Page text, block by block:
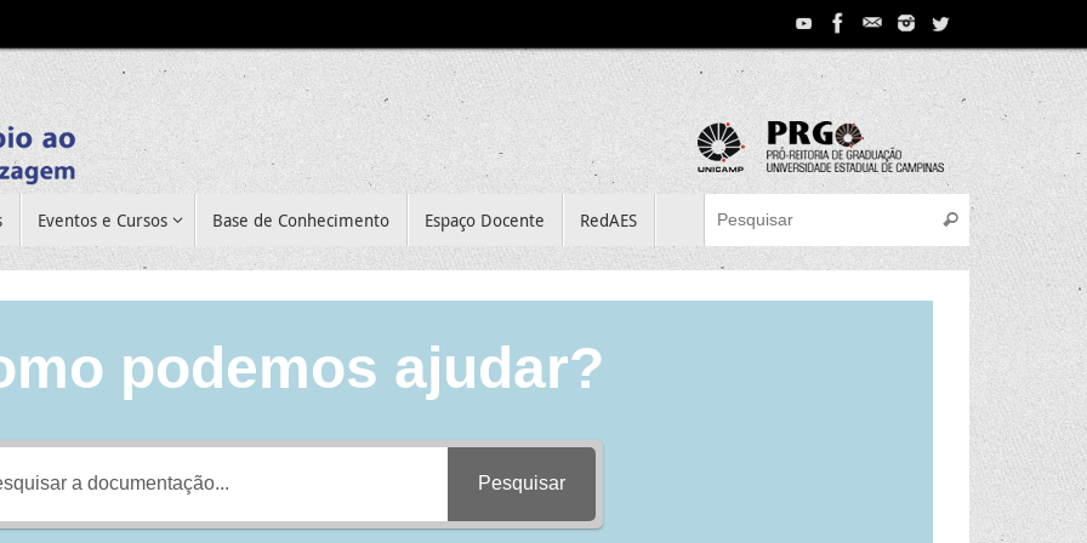
Eventos e Cursos Base de Conhecimento Espaço Docente RedAES
Search for:
Pesquisar
podemos ajudar?
Pesquisar